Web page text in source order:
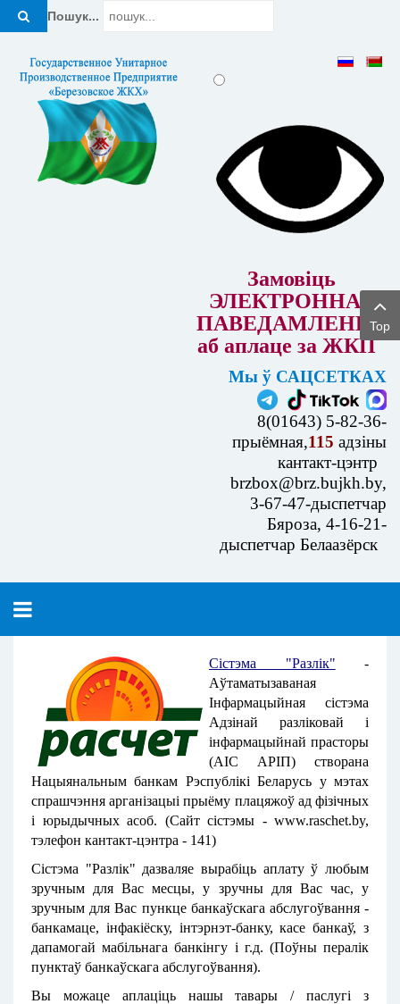
Пошук...
Замовіць
ЭЛЕКТРОННАЕ
ПАВЕДАМЛЕННЕ
аб аплаце за ЖКП
Мы ў САЦСЕТКАХ
8(01643) 5-82-36-
прыёмная,115 адзіны
кантакт-цэнтр
brzbox@brz.bujkh.by,
3-67-47-дыспетчар
Бяроза, 4-16-21-
дыспетчар Белаазёрск
Сістэма "Разлік" -
Аўтаматызаваная
Інфармацыйная сістэма
Адзінай разліковай і
інфармацыйнай прасторы
(АІС АРІП) створана
Нацыянальным банкам Рэспублікі Беларусь у мэтах
спрашчэння арганізацыі прыёму плацяжоў ад фізічных
і юрыдычных асоб. (Сайт сістэмы -www.raschet.by,
тэлефон кантакт-цэнтра - 141)
Сістэма "Разлік" дазваляе вырабіць аплату ў любым
зручным для Вас месцы, у зручны для Вас час, у
зручным для Вас пункце банкаўскага абслугоўвання -
банкамаце, інфакіёску, інтэрнэт-банку, касе банкаў, з
дапамогай мабільнага банкінгу і г.д. (Поўны пералік
пунктаў банкаўскага абслугоўвання).
Вы можаце аплаціць нашы тавары / паслугі з
Top